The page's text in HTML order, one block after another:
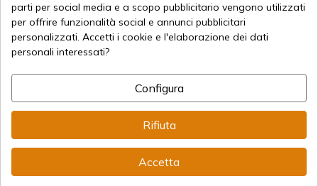
info@aceros-de-hispania.com
(+34)978 877 088
parti per social media e a scopo pubblicitario vengono utilizzati
per offrire funzionalità social e annunci pubblicitari
personalizzati. Accetti i cookie e l'elaborazione dei dati
personali interessati?
Configura
Rifiuta
Accetta